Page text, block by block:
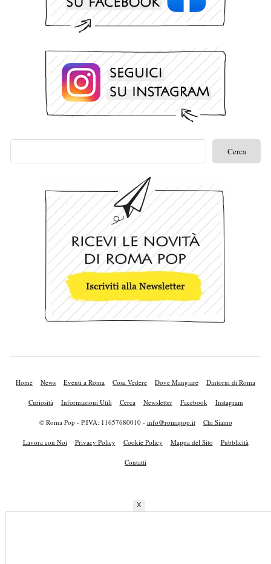
Home News Eventi a Roma Cosa Vedere Dove Mangiare Dintorni di Roma
Curiosità Informazioni Utili Cerca Newsletter Facebook Instagram
© Roma Pop - P.IVA: 11657680010 - info@romapop.it Chi Siamo
Lavora con Noi Privacy Policy Cookie Policy Mappa del Sito Pubblicità
Contatti
X